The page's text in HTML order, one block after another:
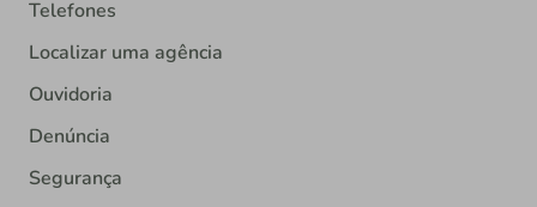
Telefones
Localizar uma agência
Ouvidoria
Denúncia
Segurança